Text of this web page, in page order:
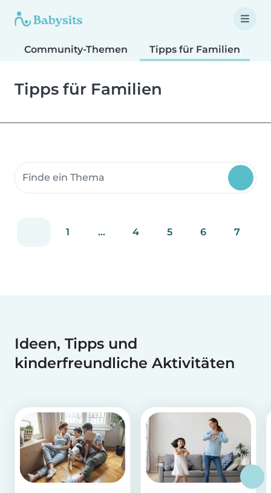
Community-Themen Tipps für Familien
Tipps für Familien
Suche Community-Themen
1 ... 4 5 6 7
Ideen, Tipps und
kinderfreundliche Aktivitäten